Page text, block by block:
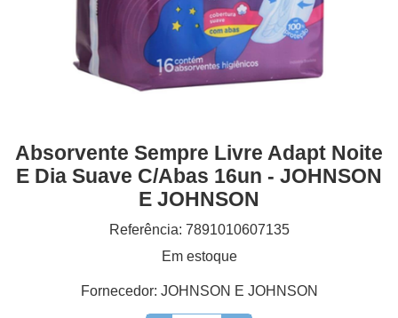
Absorvente Sempre Livre Adapt Noite
E Dia Suave C/abas 16un - JOHNSON
E JOHNSON
Referência: 7891010607135
Em estoque
Fornecedor: JOHNSON E JOHNSON